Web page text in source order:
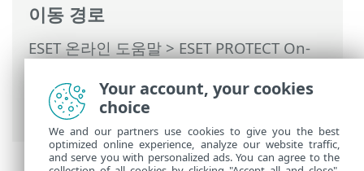
이동 경로
ESET 온라인 도움말>ESET PROTECT On-
ESET PROTECT On-Prem 기본 메뉴>자세
>컴퓨터 사용자
Your account, your cookies
choice
We and our partners use cookies to give you the best
optimized online experience, analyze our website traffic,
and serve you with personalized ads. You can agree to the